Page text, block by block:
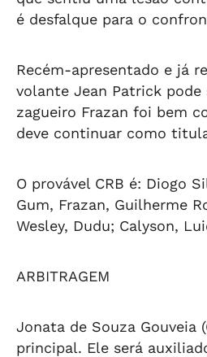
é desfalque para o
Recém-apresentado e já
volante Jean Patrick pode
zagueiro Frazan foi bem
deve continuar como
O provável CRB é: Diogo
Gum, Frazan, Guilherme
Wesley, Dudu; Calyson,
ARBITRAGEM
Jonata de Souza Gouveia
principal. Ele será